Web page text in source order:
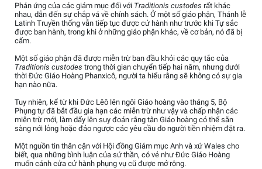
Phản ứng của các giám mục đối với Traditionis custodes rất khác
nhau, dẫn đến sự chắp vá về chính sách. Ở một số giáo phận, Thánh lễ
Latinh Truyền thống vẫn tiếp tục được cử hành như trước khi Tự sắc
được ban hành, trong khi ở những giáo phận khác, về cơ bản, nó đã bị
cấm.
Một số giáo phận đã được miễn trừ ban đầu khỏi các quy tắc của
Traditionis custodes trong thời gian chuyển tiếp hai năm, nhưng dưới
thời Đức Giáo Hoàng Phanxicô, người ta hiểu rằng sẽ không có sự gia
hạn nào nữa.
Tuy nhiên, kể từ khi Đức Lêô lên ngôi Giáo hoàng vào tháng 5, Bộ
Phụng tự đã bắt đầu gia hạn các miễn trừ như vậy và chấp nhận các
miễn trừ mới, làm dấy lên suy đoán rằng tân Giáo hoàng có thể sẵn
sàng nới lỏng hoặc đảo ngược các yêu cầu do người tiền nhiệm đặt ra.
Một nguồn tin thân cận với Hội đồng Giám mục Anh và xứ Wales cho
biết, qua những bình luận của sứ thần, có vẻ như Đức Giáo Hoàng
muốn cánh cửa cử hành phụng vụ cũ được mở rộng.